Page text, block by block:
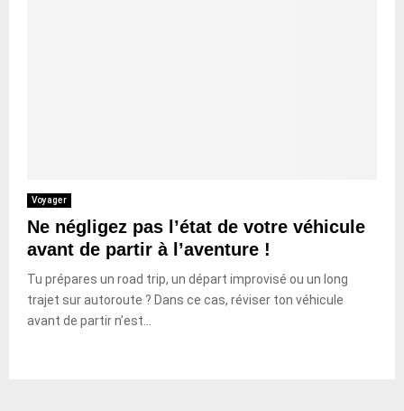
Voyager
Ne négligez pas l’état de votre véhicule
avant de partir à l’aventure !
Tu prépares un road trip, un départ improvisé ou un long
trajet sur autoroute ? Dans ce cas, réviser ton véhicule
avant de partir n’est...